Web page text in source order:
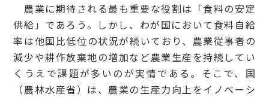
農業に期待される最も重要な役割は「食料の安定
供給」であろう。しかし、わが国において食料自給
率は他国比低位の状況が続いており、農業従事者の
減少や耕作放棄地の増加など農業生産を持続してい
くうえで課題が多いのが実情である。そこで、国
（農林水産省）は、農業の生産力向上をイノベーシ